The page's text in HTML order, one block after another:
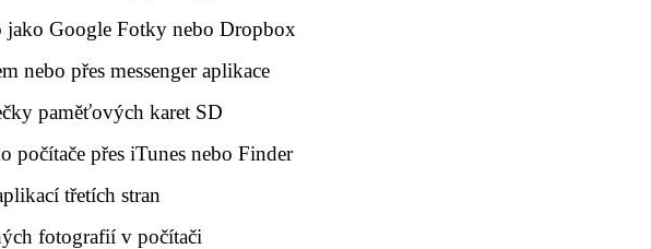
jako Google Fotky nebo Dropbox
nebo přes messenger aplikace
paměťových karet SD
počítače přes iTunes nebo Finder
třetích stran
fotografií v počítači